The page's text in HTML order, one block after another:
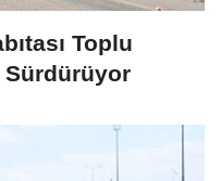
Toplu
Sürdürüyor